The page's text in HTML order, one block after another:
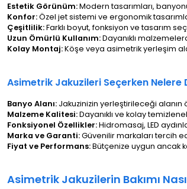
Estetik Görünüm:Modern tasarımları,
Konfor:Özel jet sistemi ve ergonomik
Çeşitlilik:Farklı boyut, fonksiyon ve tasarım
Uzun Ömürlü Kullanım:Dayanıklı
Kolay Montaj:Köşe veya asimetrik yerleşim
Asimetrik Jakuzileri Seçerken Nelere
Banyo Alanı: Jakuzinizin yerleştirileceği
Malzeme Kalitesi:Dayanıklı ve kolay
Fonksiyonel Özellikler:Hidromasaj, LED
Marka ve Garanti:Güvenilir markaları tercih
Fiyat ve Performans:Bütçenize uygun ancak
Asimetrik Jakuzilerin Bakımı